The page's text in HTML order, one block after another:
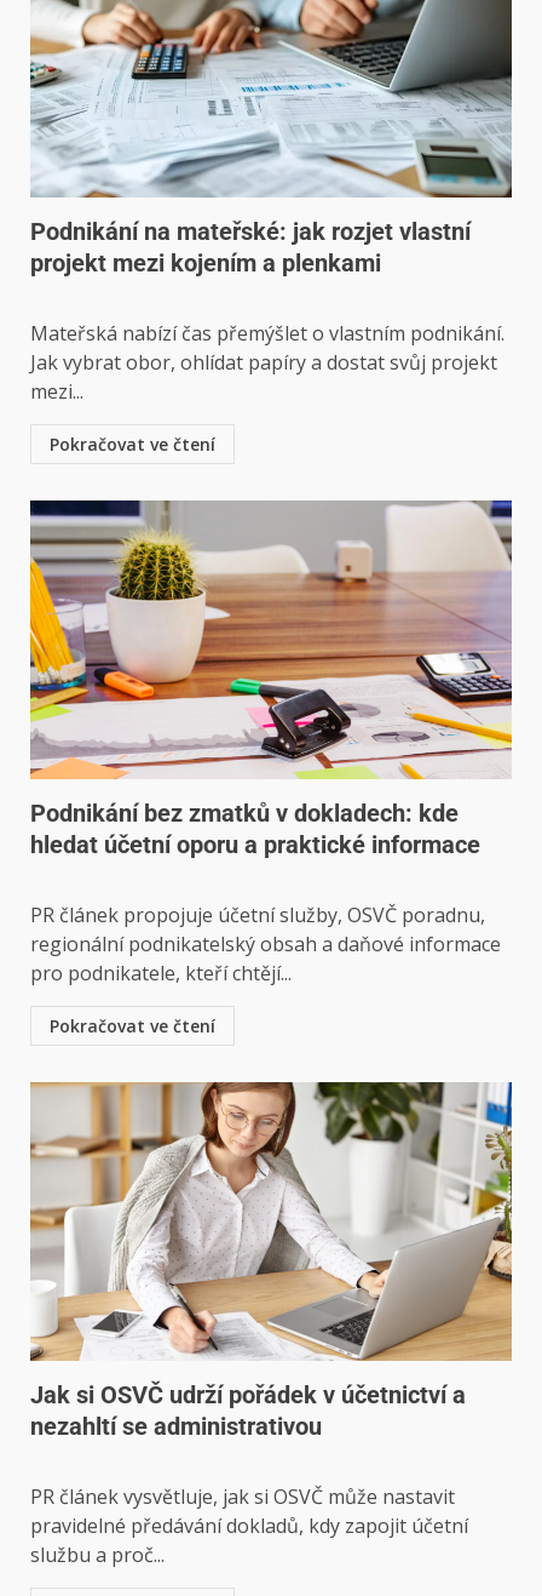
Podnikání na mateřské: jak rozjet vlastní
projekt mezi kojením a plenkami
Mateřská nabízí čas přemýšlet o vlastním podnikání.
Jak vybrat obor, ohlídat papíry a dostat svůj projekt
mezi...
Pokračovat ve čtení
Podnikání bez zmatků v dokladech: kde
hledat účetní oporu a praktické informace
PR článek propojuje účetní služby, OSVČ poradnu,
regionální podnikatelský obsah a daňové informace
pro podnikatele, kteří chtějí...
Pokračovat ve čtení
Jak si OSVČ udrží pořádek v účetnictví a
nezahltí se administrativou
PR článek vysvětluje, jak si OSVČ může nastavit
pravidelné předávání dokladů, kdy zapojit účetní
službu a proč...